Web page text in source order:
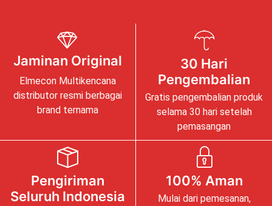
Jaminan Original
Elmecon Multikencana
distributor resmi berbagai
brand ternama
30 Hari
Pengembalian
Gratis pengembalian produk
selama 30 hari setelah
pemasangan
Pengiriman
Seluruh Indonesia
100% Aman
Mulai dari pemesanan,